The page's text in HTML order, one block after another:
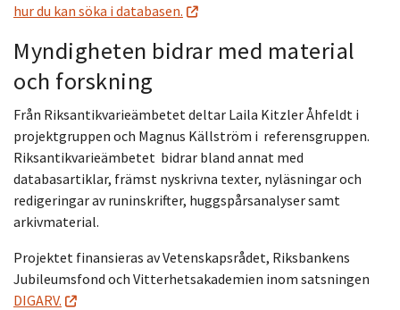
hur du kan söka i databasen.
Myndigheten bidrar med material
och forskning
Från Riksantikvarieämbetet deltar Laila Kitzler Åhfeldt i
projektgruppen och Magnus Källström i referensgruppen.
Riksantikvarieämbetet bidrar bland annat med
databasartiklar, främst nyskrivna texter, nyläsningar och
redigeringar av runinskrifter, huggspårsanalyser samt
arkivmaterial.
Projektet finansieras av Vetenskapsrådet, Riksbankens
Jubileumsfond och Vitterhetsakademien inom satsningen
DIGARV.